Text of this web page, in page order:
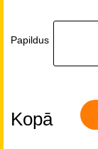
Papildus
Kopā